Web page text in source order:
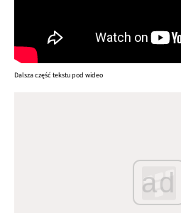
Dalsza część tekstu pod wideo
ad